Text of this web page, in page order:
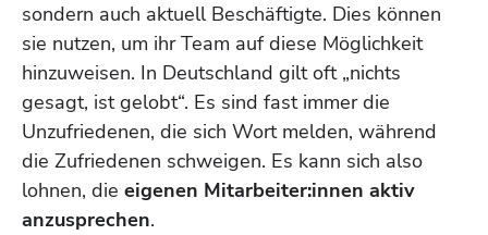
sondern auch aktuell Beschäftigte. Dies können
sie nutzen, um ihr Team auf diese Möglichkeit
hinzuweisen. In Deutschland gilt oft „nichts
gesagt, ist gelobt“. Es sind fast immer die
Unzufriedenen, die sich Wort melden, während
die Zufriedenen schweigen. Es kann sich also
lohnen, die eigenen Mitarbeiter:innen aktiv
anzusprechen.